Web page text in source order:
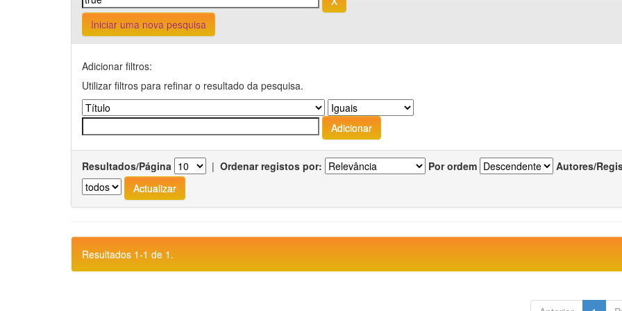
Iniciar uma nova pesquisa
Adicionar filtros:
Utilizar filtros para refinar o resultado da pesquisa.
Resultados/Página | Ordenar registos por: Por ordem Autores/
Resultados 1-1 de 1.